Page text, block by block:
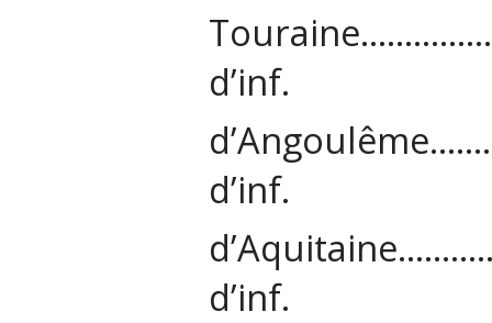
d’inf.
d’inf.
d’inf.